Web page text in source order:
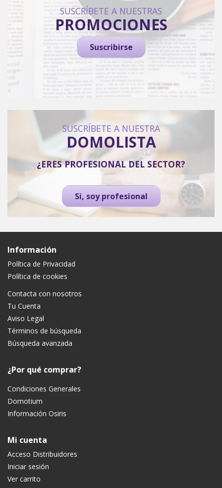
SUSCRÍBETE A NUESTRAS
PROMOCIONES
Suscribirse
SUSCRÍBETE A NUESTRA
DOMOLISTA
¿ERES PROFESIONAL DEL SECTOR?
Si, soy profesional
Información
Política de Privacidad
Política de cookies
Contacta con nosotros
Tu Cuenta
Aviso Legal
Términos de búsqueda
Búsqueda avanzada
¿Por qué comprar?
Condiciones Generales
Domotium
Información Osiris
Mi cuenta
Acceso Distribuidores
Iniciar sesión
Ver carrito